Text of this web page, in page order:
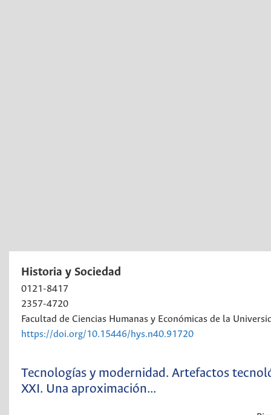
Historia y Sociedad
0121-8417
2357-4720
Facultad de Ciencias Humanas y Económicas de la
https://doi.org/10.15446/hys.n40.91720
Tecnologías y modernidad. Artefactos
XXI. Una aproximación...